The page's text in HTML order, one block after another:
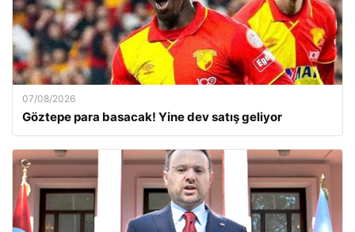
07/08/2026
Göztepe para basacak! Yine dev satış geliyor